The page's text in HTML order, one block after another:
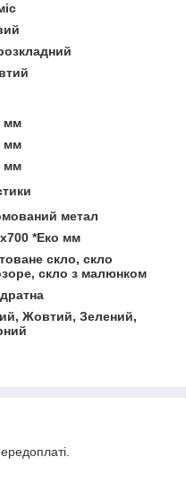
мм
мм
мм
метал
*Еко мм
скло, скло
скло з малюнком
Жовтий, Зелений,